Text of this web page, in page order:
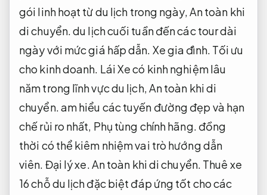
gói linh hoạt từ du lịch trong ngày,An toàn khi
di chuyển.du lịch cuối tuần đến các tour dài
ngày với mức giá hấp dẫn. Xe gia đình. Tối ưu
cho kinh doanh. Lái Xe có kinh nghiệm lâu
năm trong lĩnh vực du lịch,An toàn khi di
chuyển.am hiểu các tuyến đường đẹp và hạn
chế rủi ro nhất, Phụ tùng chính hãng. đồng
thời có thể kiêm nhiệm vai trò hướng dẫn
viên. Đại lý xe.An toàn khi di chuyển. Thuê xe
16 chỗ du lịch đặc biệt đáp ứng tốt cho các